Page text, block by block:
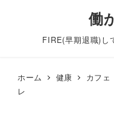
働
FIRE(早期退職)し
ホーム 健康 カフェ
レ